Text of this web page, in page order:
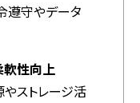
遵守やデータ
軟性向上
ストレージ活